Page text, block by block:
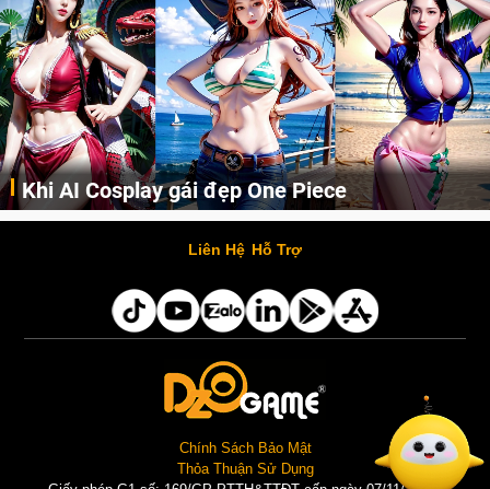
Khi AI Cosplay gái đẹp One Piece
Những cô nàng nóng bỏng Boa Hancock, Nico Robin, Nami, Yamato hay Perona được AI vẽ lại dưới hình thức Cosplay cực kỳ chuẩn chỉnh.
Liên Hệ Hỗ Trợ
Chính Sách Bảo Mật
Thỏa Thuận Sử Dụng